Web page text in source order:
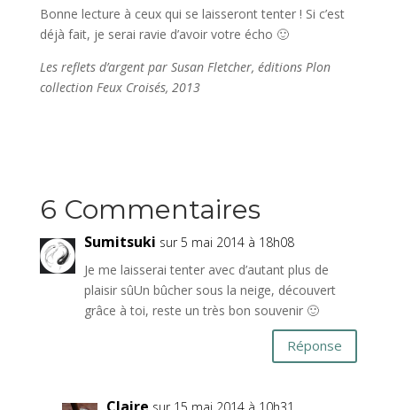
Bonne lecture à ceux qui se laisseront tenter ! Si c’est
déjà fait, je serai ravie d’avoir votre écho 🙂
Les reflets d’argent par Susan Fletcher, éditions Plon
collection Feux Croisés, 2013
6 Commentaires
Sumitsuki sur 5 mai 2014 à 18h08
Je me laisserai tenter avec d’autant plus de
plaisir sûUn bûcher sous la neige, découvert
grâce à toi, reste un très bon souvenir 🙂
Réponse
sur 15 mai 2014 à 10h31